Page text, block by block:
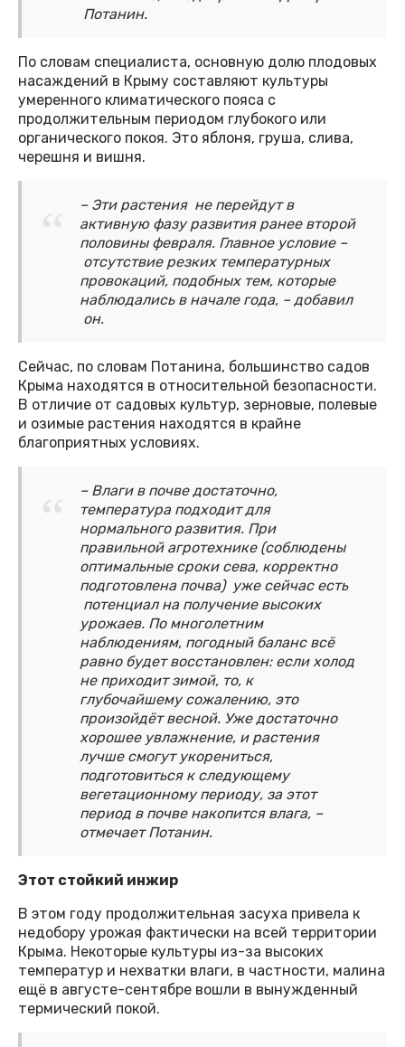
Потанин.
По словам специалиста, основную долю плодовых
насаждений в Крыму составляют культуры
умеренного климатического пояса с
продолжительным периодом глубокого или
органического покоя. Это яблоня, груша, слива,
черешня и вишня.
– Эти растения не перейдут в
активную фазу развития ранее второй
половины февраля. Главное условие –
отсутствие резких температурных
провокаций, подобных тем, которые
наблюдались в начале года, – добавил
он.
Сейчас, по словам Потанина, большинство садов
Крыма находятся в относительной безопасности.
В отличие от садовых культур, зерновые, полевые
и озимые растения находятся в крайне
благоприятных условиях.
– Влаги в почве достаточно,
температура подходит для
нормального развития. При
правильной агротехнике (соблюдены
оптимальные сроки сева, корректно
подготовлена почва) уже сейчас есть
потенциал на получение высоких
урожаев. По многолетним
наблюдениям, погодный баланс всё
равно будет восстановлен: если холод
не приходит зимой, то, к
глубочайшему сожалению, это
произойдёт весной. Уже достаточно
хорошее увлажнение, и растения
лучше смогут укорениться,
подготовиться к следующему
вегетационному периоду, за этот
период в почве накопится влага, –
отмечает Потанин.
Этот стойкий инжир
В этом году продолжительная засуха привела к
недобору урожая фактически на всей территории
Крыма. Некоторые культуры из-за высоких
температур и нехватки влаги, в частности, малина
ещё в августе-сентябре вошли в вынужденный
термический покой.